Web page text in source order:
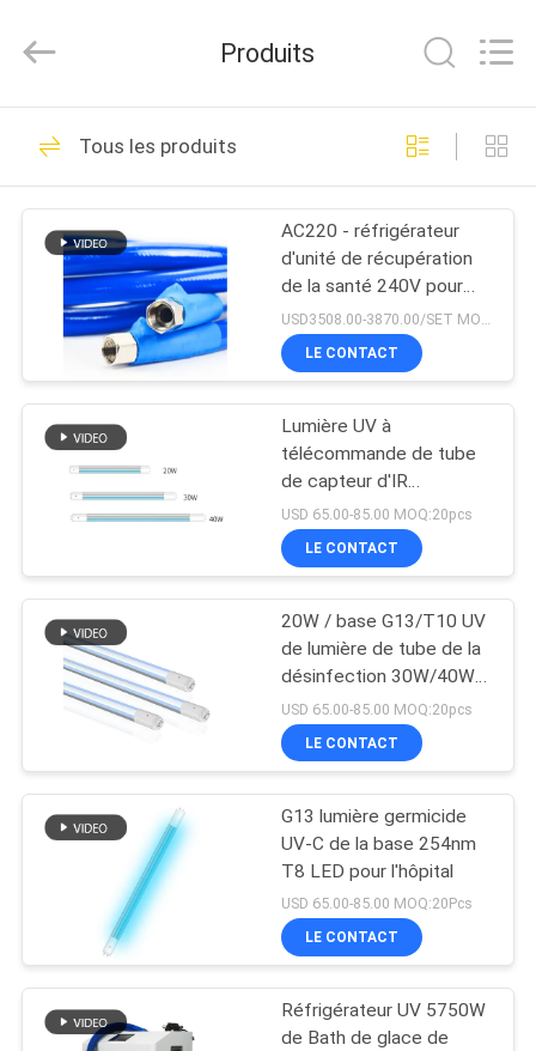
MAISON
PRODUITS
SUJET
NOUS
VISITE
D'USINE
CONTRÔLE
QUALITÉ
NOUS
NOUVELLES
DEMANDEZ
UNE
CITATION
Syochi
Electronics
All
Reserved.
LED UV traitant le
système
70
LED UV traitant
l'équipement
79
Tache UV de LED
traitant le système
8
Réfrigérateur de
Bath de glace
38
Produits
Tous les produits
AC220 - réfrigérateur
d'unité de récupération
de la santé 240V pour
Bath de glace chaud
USD3508.00-3870.00/SET MOQ:1set
LE CONTACT
Lumière UV à
télécommande de tube
de capteur d'IR
20W/30W/40W pour la
désinfection
USD 65.00-85.00 MOQ:20pcs
LE CONTACT
20W / base G13/T10 UV
de lumière de tube de la
désinfection 30W/40W
pour le laboratoire
USD 65.00-85.00 MOQ:20pcs
LE CONTACT
G13 lumière germicide
UV-C de la base 254nm
T8 LED pour l'hôpital
USD 65.00-85.00 MOQ:20Pcs
LE CONTACT
Réfrigérateur UV 5750W
de Bath de glace de